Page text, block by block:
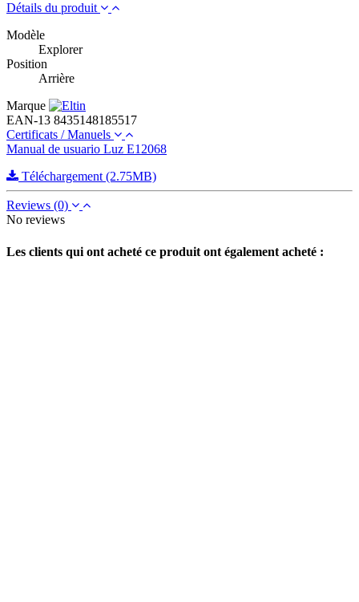
Détails du produit
Modèle
Explorer
Position
Arrière
Marque
EAN-13 8435148185517
Certificats / Manuels
Manual de usuario Luz E12068
Téléchargement (2.75MB)
Reviews (0)
No reviews
Les clients qui ont acheté ce produit ont également acheté :